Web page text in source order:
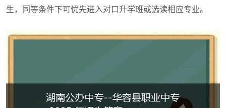
生，同等条件下可优先进入对口升学班或选读相应专业。